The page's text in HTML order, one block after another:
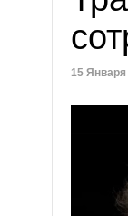
15 Января